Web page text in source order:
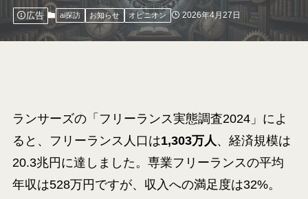
広告 ai探訪 お知らせ オピニオン 2026年4月27日
ランサーズの「フリーランス実態調査2024」によ
ると、フリーランス人口は1,303万人、経済規模は
20.3兆円に達しました。専業フリーランスの平均
年収は528万円ですが、収入への満足度は32%。